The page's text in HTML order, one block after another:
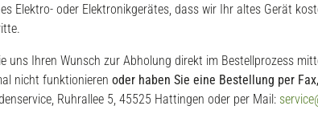
Elektro- oder Elektronikgerätes, dass wir Ihr altes Gerät
uns Ihren Wunsch zur Abholung direkt im Bestellprozess
nicht funktionieren oder haben Sie eine Bestellung per
Ruhrallee 5, 45525 Hattingen oder per Mail: